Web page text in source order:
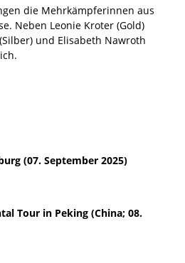
die Mehrkämpferinnen aus
Neben Leonie Kroter (Gold)
und Elisabeth Nawroth
(07. September 2025)
Tour in Peking (China; 08.